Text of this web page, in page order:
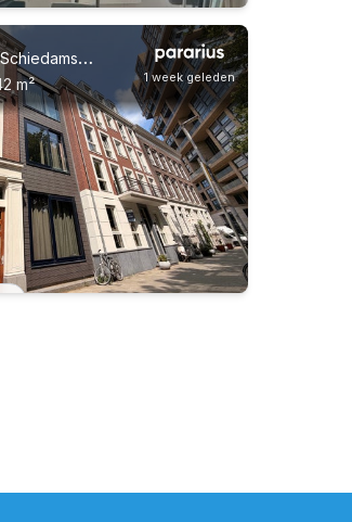
1 week geleden
Schiedamsesingel 139, Cool
m²